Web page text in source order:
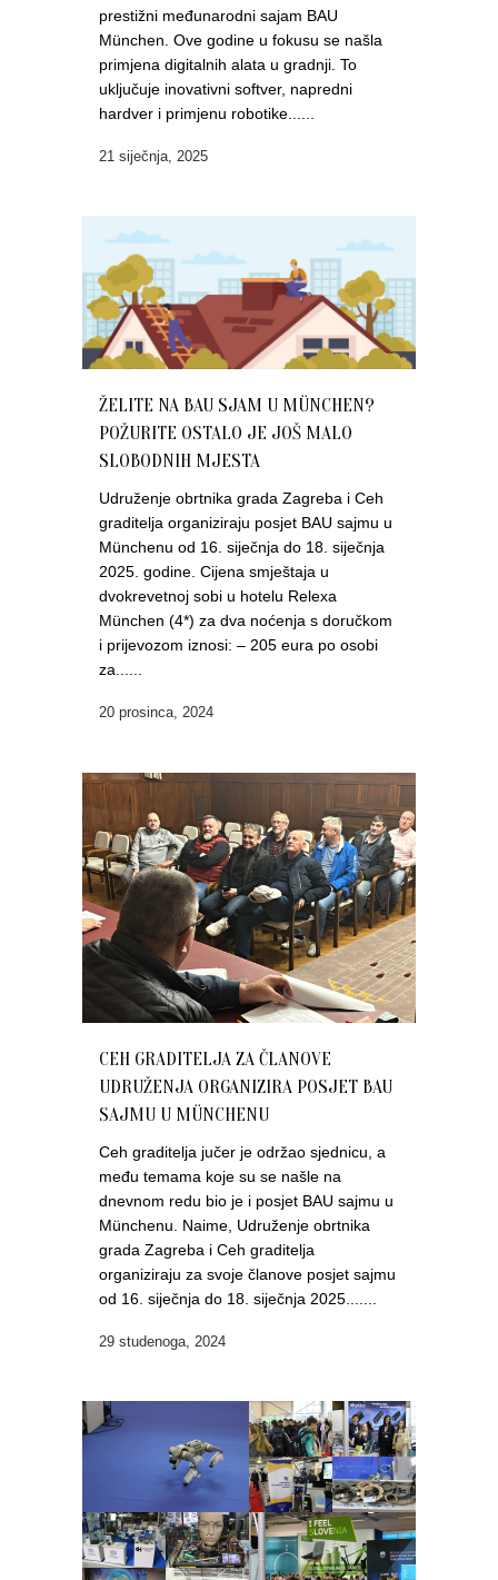
prestižni međunarodni sajam BAU
München. Ove godine u fokusu se našla
primjena digitalnih alata u gradnji. To
uključuje inovativni softver, napredni
hardver i primjenu robotike......
21 siječnja, 2025
ŽELITE NA BAU SJAM U MÜNCHEN?
POŽURITE OSTALO JE JOŠ MALO
SLOBODNIH MJESTA
Udruženje obrtnika grada Zagreba i Ceh
graditelja organiziraju posjet BAU sajmu u
Münchenu od 16. siječnja do 18. siječnja
2025. godine. Cijena smještaja u
dvokrevetnoj sobi u hotelu Relexa
München (4*) za dva noćenja s doručkom
i prijevozom iznosi: – 205 eura po osobi
za......
20 prosinca, 2024
CEH GRADITELJA ZA ČLANOVE
UDRUŽENJA ORGANIZIRA POSJET BAU
SAJMU U MÜNCHENU
Ceh graditelja jučer je održao sjednicu, a
među temama koje su se našle na
dnevnom redu bio je i posjet BAU sajmu u
Münchenu. Naime, Udruženje obrtnika
grada Zagreba i Ceh graditelja
organiziraju za svoje članove posjet sajmu
od 16. siječnja do 18. siječnja 2025.......
29 studenoga, 2024